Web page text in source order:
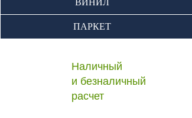
ВИНИЛ
ПАРКЕТ
Наличный
и безналичный
расчет